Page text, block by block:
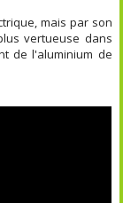
mais par son
vertueuse dans
de l'aluminium de